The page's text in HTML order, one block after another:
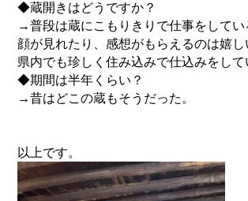
◆蔵開きはどうですか？
→普段は蔵にこもりきりで仕事をして
顔が見れたり 、感想がもらえるのは嬉し
県内でも珍しく住み込みで仕込みをして
◆期間は半年くらい？
→昔はどこの蔵もそうだった。
以上です。